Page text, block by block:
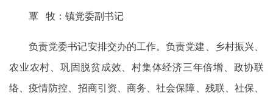
覃 牧：镇党委副书记
负责党委书记安排交办的工作。负责党建、乡村振兴、
农业农村、巩固脱贫成效、村集体经济三年倍增、政协联
络、疫情防控、招商引资、商务、社会保障、残联、社保、